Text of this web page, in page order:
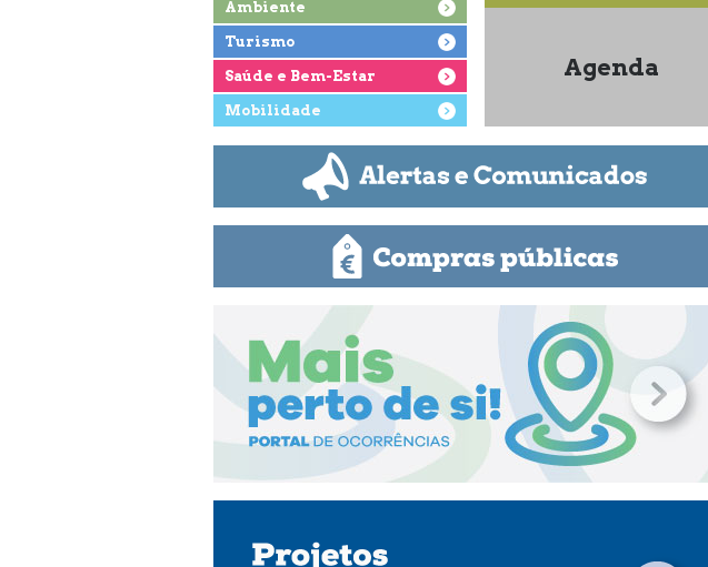
Ambiente
Turismo
Saúde e Bem-Estar
Mobilidade
Agenda